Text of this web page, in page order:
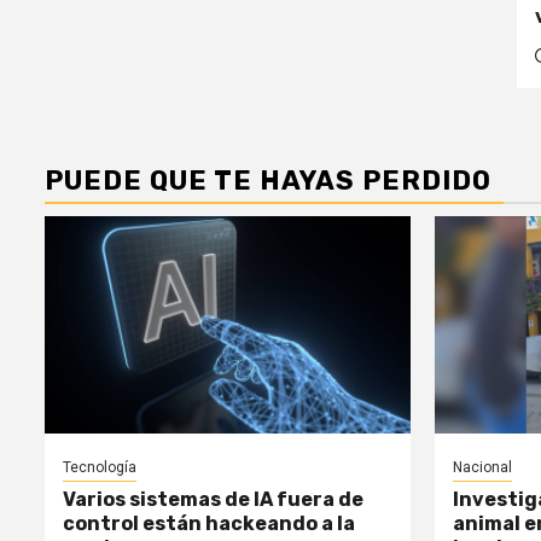
PUEDE QUE TE HAYAS PERDIDO
Tecnología
Varios sistemas de IA fuera de
control están hackeando a la
Nacional
animal